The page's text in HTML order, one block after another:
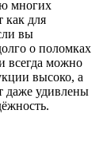
многих
как для
вы
о поломках
всегда можно
высоко, а
даже удивлены